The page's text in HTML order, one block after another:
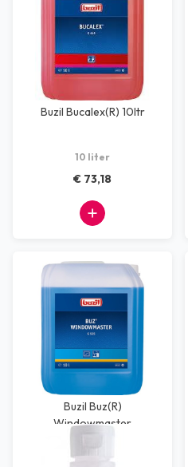
Buzil Bucalex(R) 10ltr
10 liter
€ 73,18
Buzil Buz(R)
Windowmaster
10 liter